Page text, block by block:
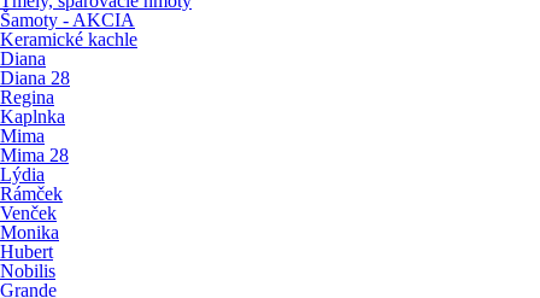
Šamoty - AKCIA
Keramické kachle
Diana
Diana 28
Regina
Kaplnka
Mima
Mima 28
Lýdia
Rámček
Venček
Monika
Hubert
Nobilis
Grande